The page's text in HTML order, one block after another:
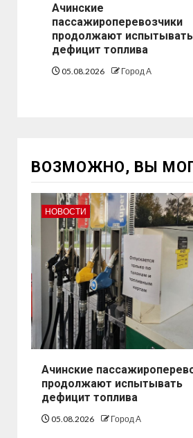
Ачинские
пассажироперевозчики
продолжают испытывать
дефицит топлива
05.08.2026 Город А
ВОЗМОЖНО, ВЫ
НОВОСТИ
Ачинские
продолжают испытывать
дефицит топлива
05.08.2026 Город А